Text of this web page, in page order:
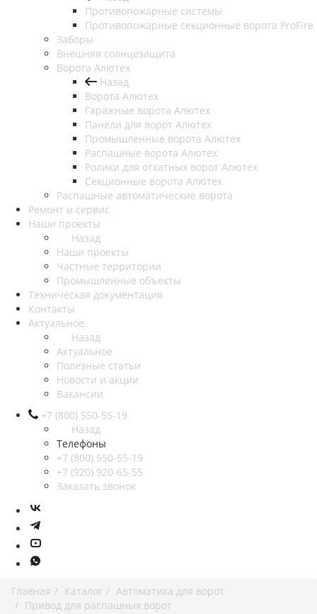
Противопожарные системы
Противопожарные секционные ворота ProFire
Заборы
Внешняя солнцезащита
Ворота Алютех
Назад
Ворота Алютех
Гаражные ворота Алютех
Панели для ворот Алютех
Промышленные ворота Алютех
Распашные ворота Алютех
Ролики для откатных ворот Алютех
Секционные ворота Алютех
Распашные автоматические ворота
Ремонт и сервис
Наши проекты
Назад
Наши проекты
Частные территории
Промышленные объекты
Техническая документация
Контакты
Актуальное
Назад
Актуальное
Полезные статьи
Новости и акции
Вакансии
+7 (800) 550-55-19
Назад
Телефоны
+7 (800) 550-55-19
+7 (920) 920-65-55
Заказать звонок
Главная Каталог
Автоматика для ворот
Привод для распашных ворот